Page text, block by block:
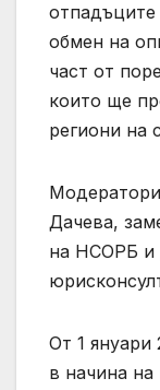
обмен на
част от
които ще
региони на
Дачева,
на НСОРБ и
От 1 януари
в начина на